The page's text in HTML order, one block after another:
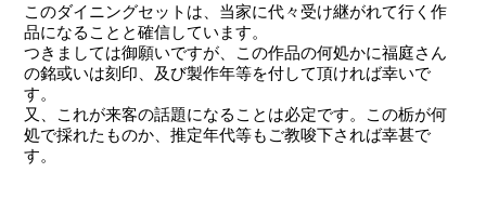
このダイニングセットは、当家に代々受け継がれて行く作
品になることと確信しています。
つきましては御願いですが、この作品の何処かに福庭さん
の銘或いは刻印、及び製作年等を付して頂ければ幸いで
す。
又、これが来客の話題になることは必定です。この栃が何
処で採れたものか、推定年代等もご教唆下されば幸甚で
す。